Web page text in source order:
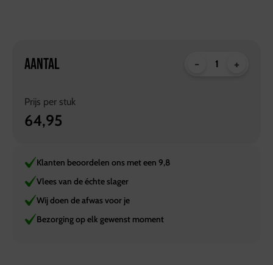
AANTAL - +
Prijs per stuk
64,95
Klanten beoordelen ons met een 9,8
Vlees van de échte slager
Wij doen de afwas voor je
Bezorging op elk gewenst moment